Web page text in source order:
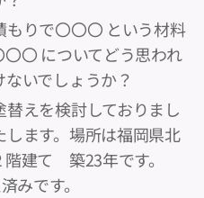
りで〇〇〇 という材料
〇 についてどう思われ
いでしょうか？
替えを検討しておりまし
ます。場所は福岡県北
建て 築23年です。
みです。